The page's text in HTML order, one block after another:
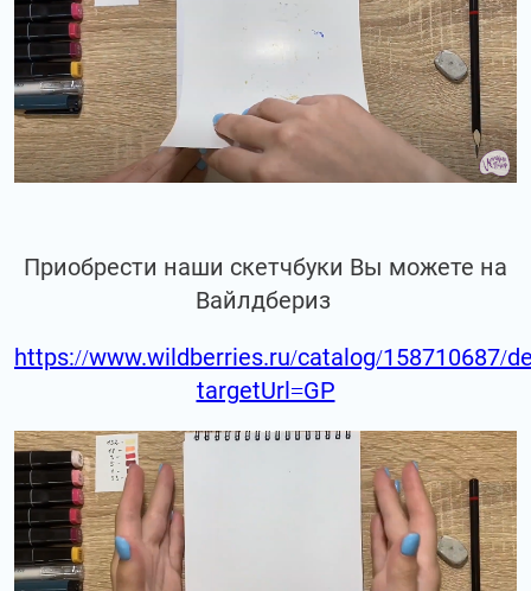
Приобрести наши скетчбуки Вы можете на
Вайлдбериз
https://www.wildberries.ru/catalog/158710687/
targetUrl=GP